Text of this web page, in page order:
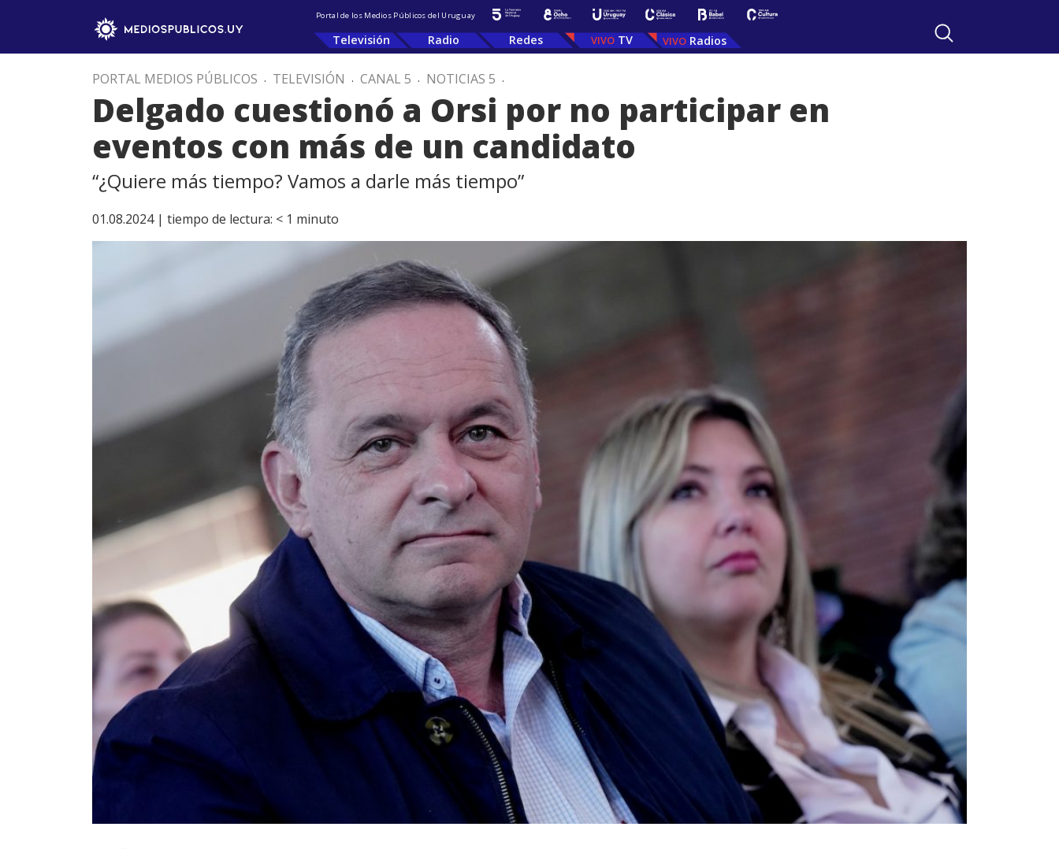
Portal de los Medios Públicos del Uruguay
Televisión Radio Redes TV Radios
PORTAL MEDIOS PÚBLICOS . TELEVISIÓN . CANAL 5 . NOTICIAS 5 .
Delgado cuestionó a Orsi por no participar en
eventos con más de un candidato
“¿Quiere más tiempo? Vamos a darle más tiempo”
01.08.2024 | tiempo de lectura: < 1 minuto